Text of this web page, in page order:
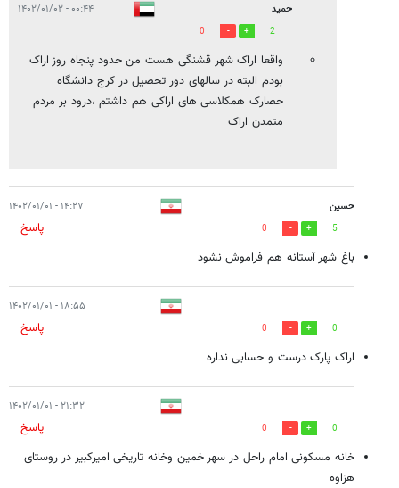
حمید ۰۰:۴۴ - ۱۴۰۲/۰۱/۰۲
2
0
واقعا اراک شهر قشنگی هست من حدود پنجاه روز اراک
بودم البته در سالهای دور تحصیل در کرج دانشگاه
حصارک همکلاسی های اراکی هم داشتم ،درود بر مردم
متمدن اراک
حسین ۱۴:۲۷ - ۱۴۰۲/۰۱/۰۱
5
0
پاسخ
باغ شهر آستانه هم فراموش نشود
۱۸:۵۵ - ۱۴۰۲/۰۱/۰۱
0
0
پاسخ
اراک پارک درست و حسابی نداره
۲۱:۳۲ - ۱۴۰۲/۰۱/۰۱
0
0
پاسخ
خانه مسکونی امام راحل در سهر خمین وخانه تاریخی امیرکبیر در روستای
هزاوه